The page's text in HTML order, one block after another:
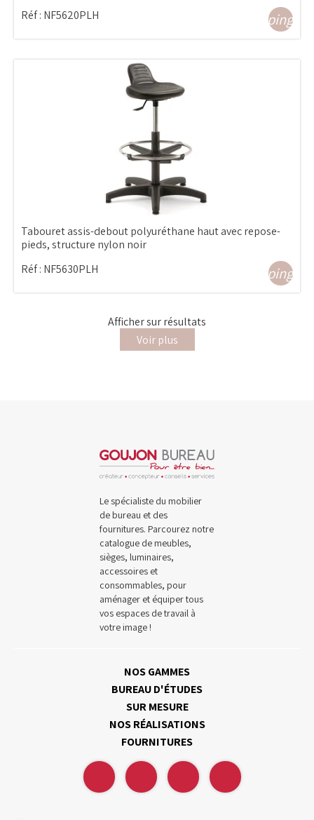
Réf : NF5620PLH
Tabouret assis-debout polyuréthane haut avec repose-
pieds, structure nylon noir
Réf : NF5630PLH
Affichersurrésultats
Voir plus
Le spécialiste du mobilier
de bureau et des
fournitures. Parcourez notre
catalogue de meubles,
sièges, luminaires,
accessoires et
consommables, pour
aménager et équiper tous
vos espaces de travail à
votre image !
NOS GAMMES
BUREAU D'ÉTUDES
SUR MESURE
NOS RÉALISATIONS
FOURNITURES